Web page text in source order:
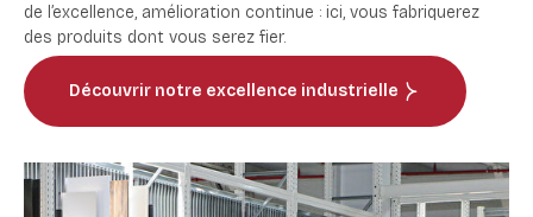
de l’excellence, amélioration continue : ici, vous fabriquerez
des produits dont vous serez fier.
Découvrir notre excellence industrielle